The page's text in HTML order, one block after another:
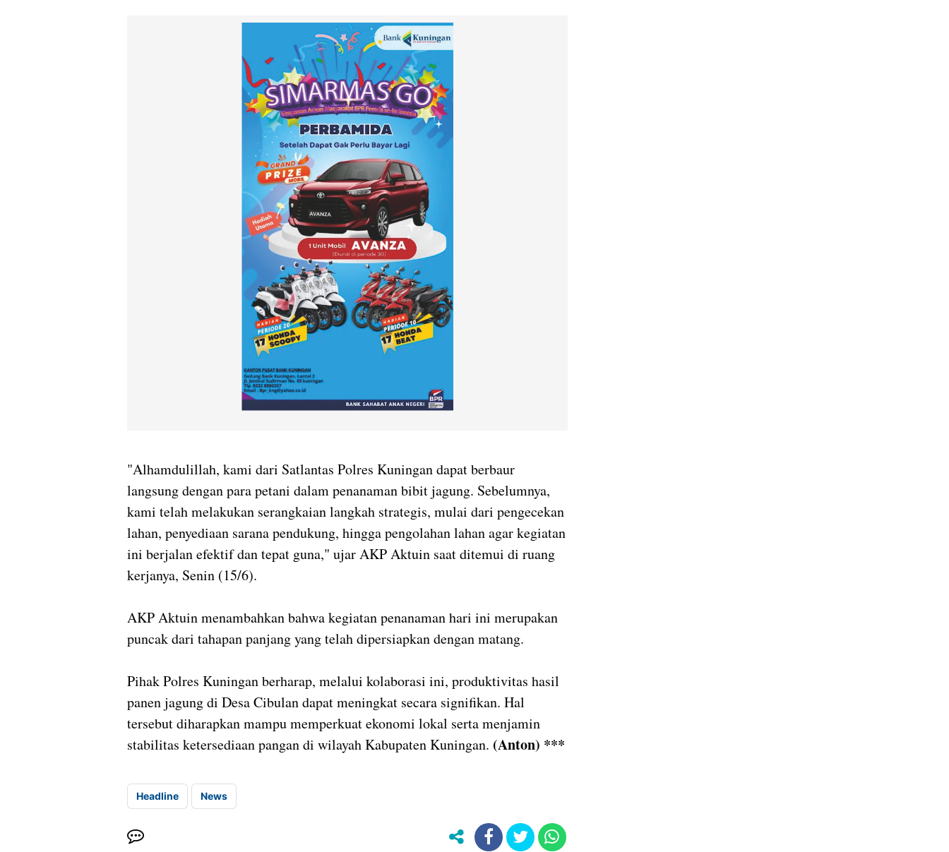
"Alhamdulillah, kami dari Satlantas Polres Kuningan dapat berbaur
langsung dengan para petani dalam penanaman bibit jagung. Sebelumnya,
kami telah melakukan serangkaian langkah strategis, mulai dari pengecekan
lahan, penyediaan sarana pendukung, hingga pengolahan lahan agar kegiatan
ini berjalan efektif dan tepat guna," ujar AKP Aktuin saat ditemui di ruang
kerjanya, Senin (15/6).
AKP Aktuin menambahkan bahwa kegiatan penanaman hari ini merupakan
puncak dari tahapan panjang yang telah dipersiapkan dengan matang.
Pihak Polres Kuningan berharap, melalui kolaborasi ini, produktivitas hasil
panen jagung di Desa Cibulan dapat meningkat secara signifikan. Hal
tersebut diharapkan mampu memperkuat ekonomi lokal serta menjamin
stabilitas ketersediaan pangan di wilayah Kabupaten Kuningan. (Anton) ***
Headline News